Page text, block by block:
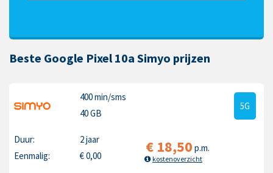
Beste Google Pixel 10a Simyo prijzen
400 min/sms
40 GB
5G
Duur:
2 jaar
Eenmalig:
€0,00 € 18,50 p.m.
kostenoverzicht